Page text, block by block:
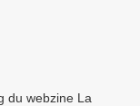
du webzine La